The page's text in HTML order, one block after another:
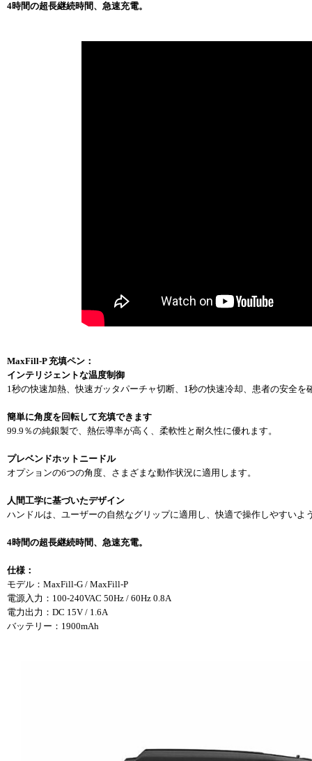
4時間の超長継続時間、急速充電。
MaxFill-P 充填ペン：
インテリジェントな温度制御
1秒の快速加熱、快速ガッタパーチャ切断、1秒の快速冷却、患者の安全を
簡単に角度を回転して充填できます
99.9％の純銀製で、熱伝導率が高く、柔軟性と耐久性に優れます。
プレベンドホットニードル
オプションの6つの角度、さまざまな動作状況に適用します。
人間工学に基づいたデザイン
ハンドルは、ユーザーの自然なグリップに適用し、快適で操作しやすいよ
4時間の超長継続時間、急速充電。
仕様：
モデル：MaxFill-G / MaxFill-P
電源入力：100-240VAC 50Hz / 60Hz 0.8A
電力出力：DC 15V / 1.6A
バッテリー：1900mAh